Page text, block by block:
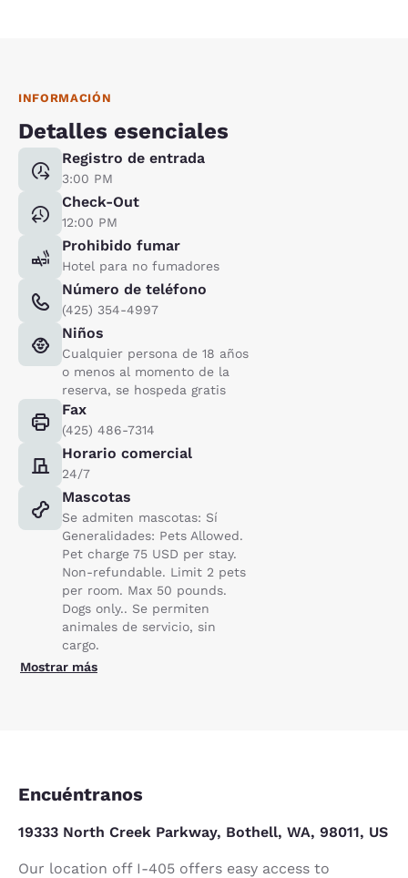
INFORMACIÓN
Detalles esenciales
Registro de entrada
3:00 PM
Check-Out
12:00 PM
Prohibido fumar
Hotel para no fumadores
Número de teléfono
(425) 354-4997
Niños
Cualquier persona de 18 años
o menos al momento de la
reserva, se hospeda gratis
Fax
(425) 486-7314
Horario comercial
24/7
Mascotas
Se admiten mascotas: Sí
Generalidades: Pets Allowed.
Pet charge 75 USD per stay.
Non-refundable. Limit 2 pets
per room. Max 50 pounds.
Dogs only.. Se permiten
animales de servicio, sin
cargo.
Mostrar más
Encuéntranos
19333 North Creek Parkway, Bothell, WA, 98011, US
Our location off I-405 offers easy access to